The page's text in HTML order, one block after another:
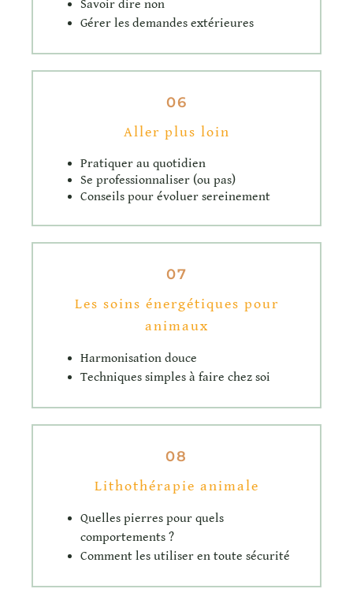
Savoir dire non
Gérer les demandes extérieures
06
Aller plus loin
Pratiquer au quotidien
Se professionnaliser (ou pas)
Conseils pour évoluer sereinement
07
Les soins énergétiques pour
animaux
Harmonisation douce
Techniques simples à faire chez soi
08
Lithothérapie animale
Quelles pierres pour quels
comportements ?
Comment les utiliser en toute sécurité